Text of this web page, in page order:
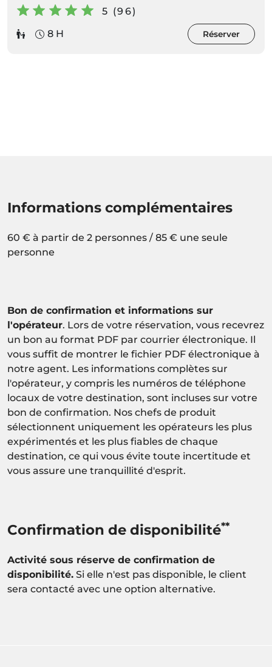
5 (96)
8 H
Réserver
Informations complémentaires
60 € à partir de 2 personnes / 85 € une seule
personne
Bon de confirmation et informations sur
l'opérateur. Lors de votre réservation, vous recevrez
un bon au format PDF par courrier électronique. Il
vous suffit de montrer le fichier PDF électronique à
notre agent. Les informations complètes sur
l'opérateur, y compris les numéros de téléphone
locaux de votre destination, sont incluses sur votre
bon de confirmation. Nos chefs de produit
sélectionnent uniquement les opérateurs les plus
expérimentés et les plus fiables de chaque
destination, ce qui vous évite toute incertitude et
vous assure une tranquillité d'esprit.
Confirmation de disponibilité**
Activité sous réserve de confirmation de
disponibilité. Si elle n'est pas disponible, le client
sera contacté avec une option alternative.